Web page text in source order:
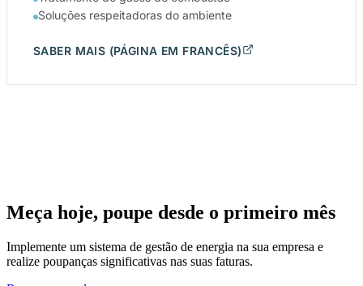
Soluções respeitadoras do ambiente
SABER MAIS (PÁGINA EM FRANCÊS)
Meça hoje, poupe desde o primeiro mês
Implemente um sistema de gestão de energia na sua empresa e
realize poupanças significativas nas suas faturas.